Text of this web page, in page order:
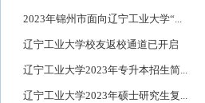
2023年锦州市面向辽宁工业大学“...
辽宁工业大学校友返校通道已开启
辽宁工业大学2023年专升本招生简...
辽宁工业大学2023年硕士研究生复...